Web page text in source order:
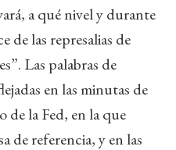
a qué nivel y durante
de las represalias de
Las palabras de
en las minutas de
de la Fed, en la que
de referencia, y en las